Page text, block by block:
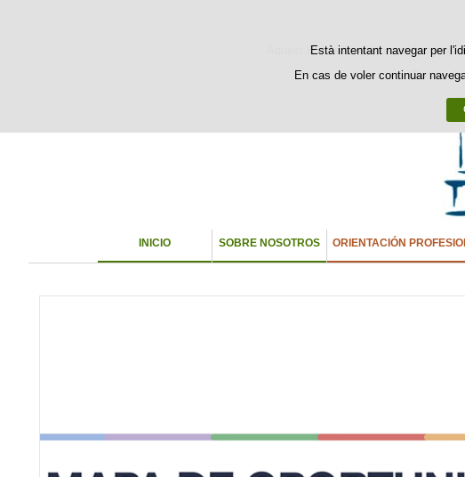
Aquest lloc web utilitza cookies
Podeu
Està intentant navegar per
En cas de voler continuar
INICIO SOBRE NOSOTROS ORIENTACIÓN